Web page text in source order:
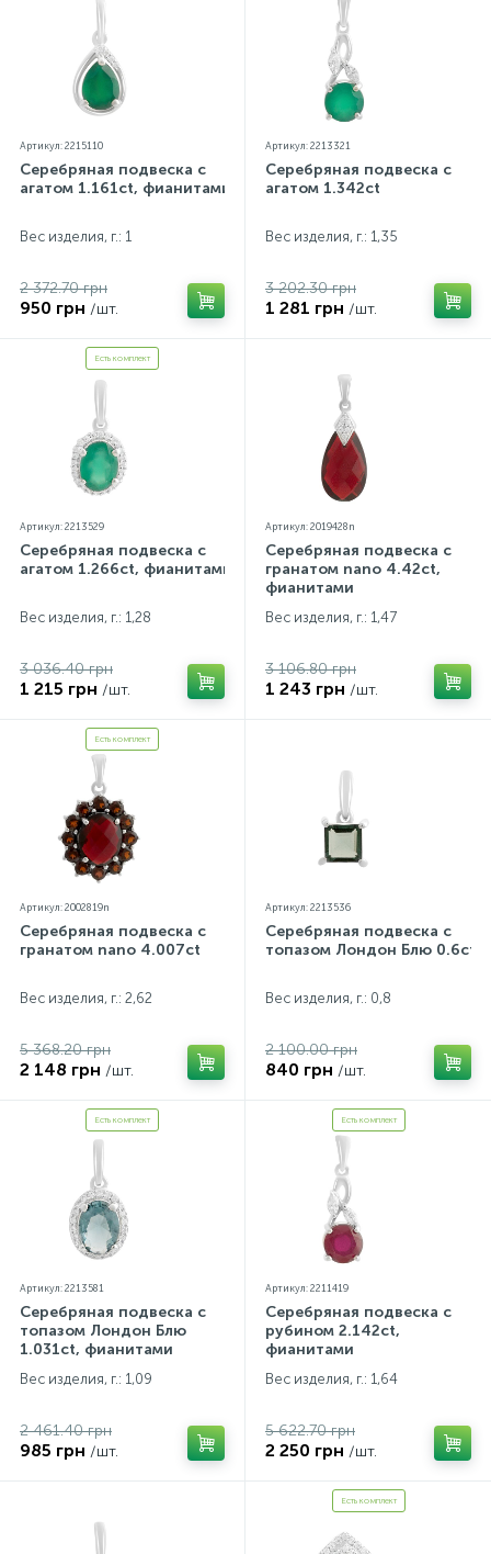
Артикул: 2215110
Серебряная подвеска с
агатом 1.161ct, фианитами
Вес изделия, г.: 1
2 372.70 грн
950 грн /шт.
Артикул: 2213321
Серебряная подвеска с
агатом 1.342ct
Вес изделия, г.: 1,35
3 202.30 грн
1 281 грн /шт.
Есть комплект
Артикул: 2213529
Серебряная подвеска с
агатом 1.266ct, фианитами
Вес изделия, г.: 1,28
3 036.40 грн
1 215 грн /шт.
Артикул: 2019428n
Серебряная подвеска с
гранатом nano 4.42ct,
фианитами
Вес изделия, г.: 1,47
3 106.80 грн
1 243 грн /шт.
Есть комплект
Артикул: 2002819n
Серебряная подвеска с
гранатом nano 4.007ct
Вес изделия, г.: 2,62
5 368.20 грн
2 148 грн /шт.
Артикул: 2213536
Серебряная подвеска с
топазом Лондон Блю 0.6ct
Вес изделия, г.: 0,8
2 100.00 грн
840 грн /шт.
Есть комплект
Артикул: 2213581
Серебряная подвеска с
топазом Лондон Блю
1.031ct, фианитами
Вес изделия, г.: 1,09
2 461.40 грн
985 грн /шт.
Есть комплект
Артикул: 2211419
Серебряная подвеска с
рубином 2.142ct,
фианитами
Вес изделия, г.: 1,64
5 622.70 грн
2 250 грн /шт.
Есть комплект